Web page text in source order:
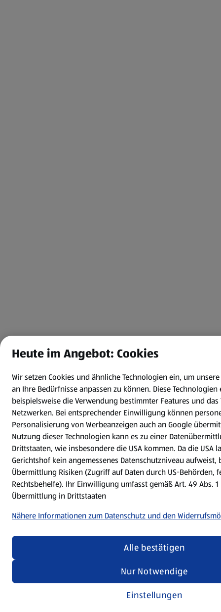
Heute im Angebot: Cookies
Wir setzen Cookies und ähnliche Technologien ein, um
an Ihre Bedürfnisse anpassen zu können. Diese
beispielsweise die Verwendung bestimmter Features und das
Netzwerken. Bei entsprechender Einwilligung können
Personalisierung von Werbeanzeigen auch an Google
Nutzung dieser Technologien kann es zu einer
Drittstaaten, wie insbesondere die USA kommen. Da die USA
Gerichtshof kein angemessenes Datenschutzniveau
Übermittlung Risiken (Zugriff auf Daten durch US-Behörden,
Rechtsbehelfe). Ihr Einwilligung umfasst gemäß Art. 49 Abs. 1
Übermittlung in Drittstaaten
Nähere Informationen zum Datenschutz und den
Einstellungen
Nur Notwendige
Alle bestätigen